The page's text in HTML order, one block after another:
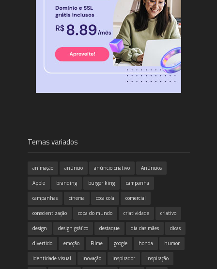
Temas variados
animação anúncio anúncio criativo Anúncios
Apple branding burger king campanha
campanhas cinema coca cola comercial
conscientização copa do mundo criatividade criativo
design design gráfico destaque dia das mães dicas
divertido emoção Filme google honda humor
identidade visual inovação inspirador inspiração